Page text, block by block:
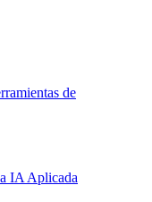
de
IA Aplicada